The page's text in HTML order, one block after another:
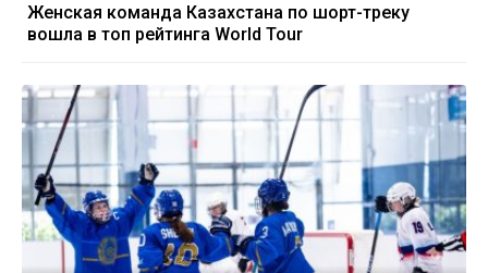
Женская команда Казахстана по шорт-треку
вошла в топ рейтинга World Tour